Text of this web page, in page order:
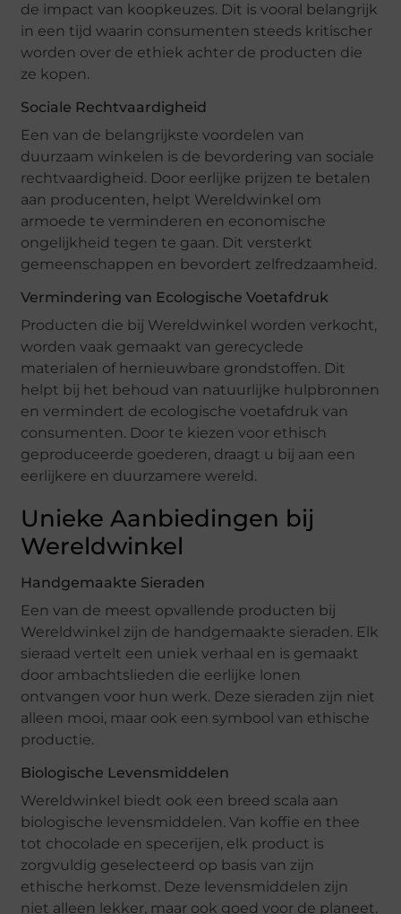
de impact van koopkeuzes. Dit is vooral belangrijk
in een tijd waarin consumenten steeds kritischer
worden over de ethiek achter de producten die
ze kopen.
Sociale Rechtvaardigheid
Een van de belangrijkste voordelen van
duurzaam winkelen is de bevordering van sociale
rechtvaardigheid. Door eerlijke prijzen te betalen
aan producenten, helpt Wereldwinkel om
armoede te verminderen en economische
ongelijkheid tegen te gaan. Dit versterkt
gemeenschappen en bevordert zelfredzaamheid.
Vermindering van Ecologische Voetafdruk
Producten die bij Wereldwinkel worden verkocht,
worden vaak gemaakt van gerecyclede
materialen of hernieuwbare grondstoffen. Dit
helpt bij het behoud van natuurlijke hulpbronnen
en vermindert de ecologische voetafdruk van
consumenten. Door te kiezen voor ethisch
geproduceerde goederen, draagt u bij aan een
eerlijkere en duurzamere wereld.
Unieke Aanbiedingen bij
Wereldwinkel
Handgemaakte Sieraden
Een van de meest opvallende producten bij
Wereldwinkel zijn de handgemaakte sieraden. Elk
sieraad vertelt een uniek verhaal en is gemaakt
door ambachtslieden die eerlijke lonen
ontvangen voor hun werk. Deze sieraden zijn niet
alleen mooi, maar ook een symbool van ethische
productie.
Biologische Levensmiddelen
Wereldwinkel biedt ook een breed scala aan
biologische levensmiddelen. Van koffie en thee
tot chocolade en specerijen, elk product is
zorgvuldig geselecteerd op basis van zijn
ethische herkomst. Deze levensmiddelen zijn
niet alleen lekker, maar ook goed voor de planeet.